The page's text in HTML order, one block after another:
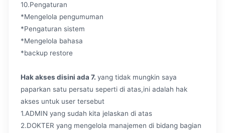
10.Pengaturan
*Mengelola pengumuman
*Pengaturan sistem
*Mengelola bahasa
*backup restore
Hak akses disini ada 7. yang tidak mungkin saya
paparkan satu persatu seperti di atas,ini adalah hak
akses untuk user tersebut
1.ADMIN yang sudah kita jelaskan di atas
2.DOKTER yang mengelola manajemen di bidang bagian